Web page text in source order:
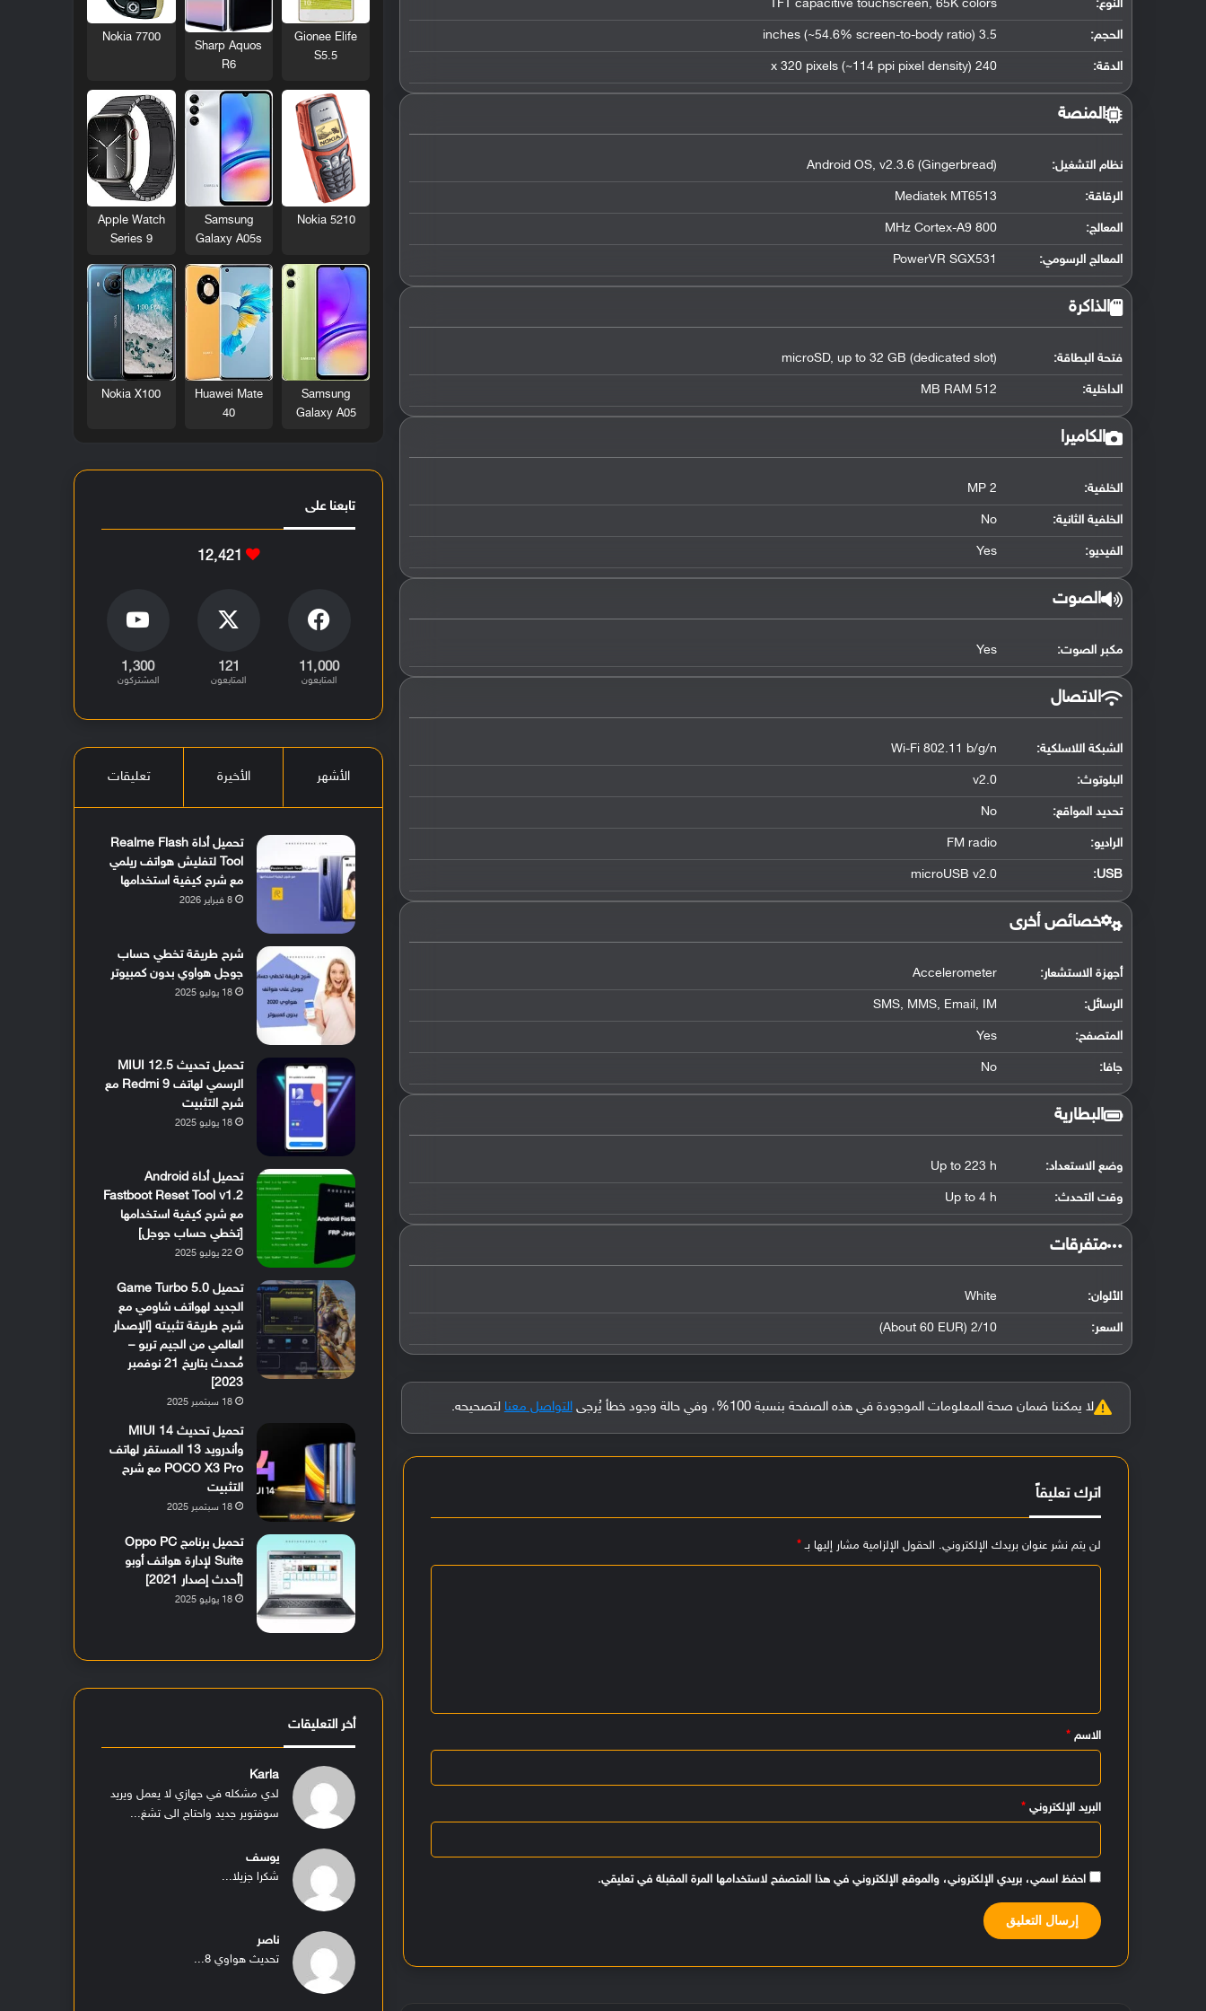
النوع: TFT capacitive touchscreen, 65K colors
الحجم: 3.5 inches (~54.6% screen-to-body ratio)
الدقة: 240 x 320 pixels (~114 ppi pixel density)
المنصة
نظام التشغيل:
Android OS, v2.3.6 (Gingerbread)
الرقاقة:
Mediatek MT6513
المعالج:
800 MHz Cortex-A9
المعالج الرسومي:
PowerVR SGX531
الذاكرة
فتحة البطاقة: microSD, up to 32 GB (dedicated slot)
الداخلية: 512 MB RAM
الكاميرا
الخلفية: 2 MP
الخلفية الثانية: No
الفيديو: Yes
الصوت
مكبر الصوت: Yes
الاتصال
الشبكة اللاسلكية: Wi-Fi 802.11 b/g/n
البلوتوث:
v2.0
تحديد المواقع:
No
الراديو: FM radio
USB
:
microUSB v2.0
خصائص أخرى
أجهزة الاستشعار: Accelerometer
الرسائل: SMS, MMS, Email, IM
المتصفح: Yes
جافا: No
البطارية
وضع الاستعداد: Up to 223 h
وقت التحدث: Up to 4 h
‏متفرقات‏
الألوان: White
السعر: 2/10 (About 60 EUR)
لا يمكننا ضمان صحة المعلومات الموجودة في هذه الصفحة بنسبة 100%، وفي حالة وجود خطأ يُرجى التواصل معنا لتصحيحه.
اترك تعليقاً
لن يتم نشر عنوان بريدك الإلكتروني. الحقول الإلزامية مشار إليها بـ*
الاسم*
البريد الإلكتروني*
احفظ اسمي، بريدي الإلكتروني، والموقع الإلكتروني في هذا المتصفح لاستخدامها المرة المقبلة في تعليقي.
Gionee Elife
S5.5
Sharp Aquos
R6
Nokia 7700
Nokia 5210
Samsung
Galaxy A05s
Apple Watch
Series 9
Samsung
Galaxy A05
Huawei Mate
40
Nokia X100
تابعنا على
12٬421
11٬000
المتابعون
121
المتابعون
1٬300
المشتركون
الأشهر الأخيرة تعليقات
تحميل أداة Realme Flash
Tool لتفليش هواتف ريلمي
مع شرح كيفية استخدامها
8 فبراير 2026
شرح طريقة تخطي حساب
جوجل هواوي بدون كمبيوتر
18 يوليو 2025
تحميل تحديث MIUI 12.5
الرسمي لهاتف Redmi 9 مع
شرح التثبيت
18 يوليو 2025
تحميل أداة Android
Fastboot Reset Tool v1.2
مع شرح كيفية استخدامها
[تخطي حساب جوجل]
22 يوليو 2025
تحميل Game Turbo 5.0
الجديد لهواتف شاومي مع
شرح طريقة تثبيته [الإصدار
العالمي من الجيم تربو –
مُحدث بتاريخ 21 نوفمبر
2023]
18 سبتمبر 2025
تحميل تحديث MIUI 14
وأندرويد 13 المستقر لهاتف
POCO X3 Pro مع شرح
التثبيت
18 سبتمبر 2025
تحميل برنامج Oppo PC
Suite لإدارة هواتف أوبو
[أحدث إصدار 2021]
18 يوليو 2025
أخر التعليقات
Karla
لدي مشكله في جهازي لا يعمل ويريد
سوفتوير جديد واحتاج الى تشغ...
يوسف
شكرا جزيلا...
ناصر
تحديث هواوي 8...